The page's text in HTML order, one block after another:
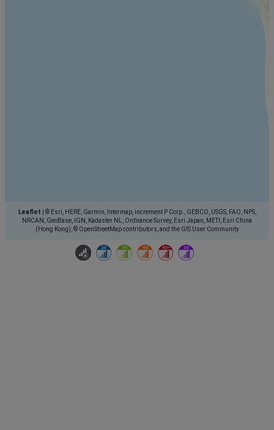
Leaflet
© Esri, HERE, Garmin, Intermap, increment P Corp., GEBCO, USGS, FAO, NPS,
NRCAN, GeoBase, IGN, Kadaster NL, Ordnance Survey, Esri Japan, METI, Esri China
(Hong Kong), © OpenStreetMap contributors, and the GIS User Community